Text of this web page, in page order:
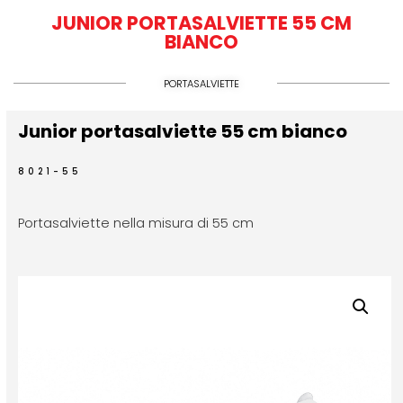
JUNIOR PORTASALVIETTE 55 CM
BIANCO
PORTASALVIETTE
Junior portasalviette 55 cm bianco
8021-55
Portasalviette nella misura di 55 cm